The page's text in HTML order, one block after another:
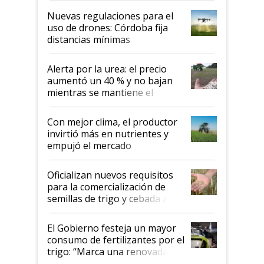
indicaciones
Nuevas regulaciones para el
uso de drones: Córdoba fija
distancias mínimas
Alerta por la urea: el precio
aumentó un 40 % y no bajan
mientras se mantiene el
conflicto en Medio Oriente
Con mejor clima, el productor
invirtió más en nutrientes y
empujó el mercado
Oficializan nuevos requisitos
para la comercialización de
semillas de trigo y cebada a
granel
El Gobierno festeja un mayor
consumo de fertilizantes por el
trigo: “Marca una renovada